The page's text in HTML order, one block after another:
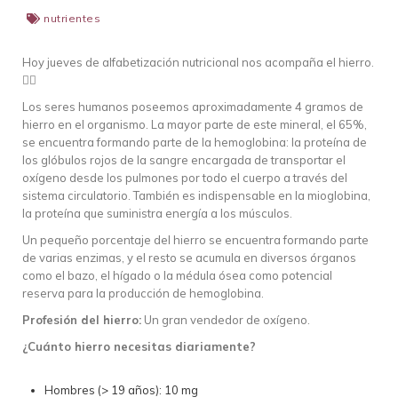
nutrientes
Hoy jueves de alfabetización nutricional nos acompaña el hierro.
👇🏽
Los seres humanos poseemos aproximadamente 4 gramos de
hierro en el organismo. La mayor parte de este mineral, el 65%,
se encuentra formando parte de la hemoglobina: la proteína de
los glóbulos rojos de la sangre encargada de transportar el
oxígeno desde los pulmones por todo el cuerpo a través del
sistema circulatorio. También es indispensable en la mioglobina,
la proteína que suministra energía a los músculos.
Un pequeño porcentaje del hierro se encuentra formando parte
de varias enzimas, y el resto se acumula en diversos órganos
como el bazo, el hígado o la médula ósea como potencial
reserva para la producción de hemoglobina.
Profesión del hierro: Un gran vendedor de oxígeno.
¿Cuánto hierro necesitas diariamente?
Hombres (> 19 años): 10 mg